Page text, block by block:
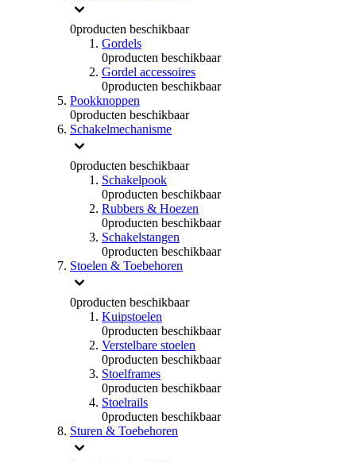
0producten beschikbaar
Gordels
0producten beschikbaar
Gordel accessoires
0producten beschikbaar
Pookknoppen
0producten beschikbaar
Schakelmechanisme
0producten beschikbaar
Schakelpook
0producten beschikbaar
Rubbers & Hoezen
0producten beschikbaar
Schakelstangen
0producten beschikbaar
Stoelen & Toebehoren
0producten beschikbaar
Kuipstoelen
0producten beschikbaar
Verstelbare stoelen
0producten beschikbaar
Stoelframes
0producten beschikbaar
Stoelrails
0producten beschikbaar
Sturen & Toebehoren